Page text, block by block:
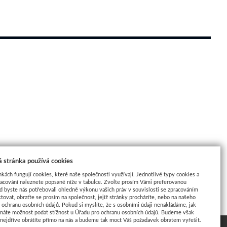
stránka používá cookies
fungují cookies, které naše společnosti využívají. Jednotlivé typy cookies a
naleznete popsané níže v tabulce. Zvolte prosím Vámi preferovanou
byste nás potřebovali ohledně výkonu vašich práv v souvislosti se zpracováním
obraťte se prosím na společnost, jejíž stránky procházíte, nebo na našeho
osobních údajů. Pokud si myslíte, že s osobními údaji nenakládáme, jak
možnost podat stížnost u Úřadu pro ochranu osobních údajů. Budeme však
obrátíte přímo na nás a budeme tak moct Váš požadavek obratem vyřešit.